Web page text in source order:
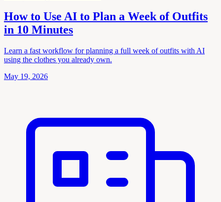
How to Use AI to Plan a Week of Outfits
in 10 Minutes
Learn a fast workflow for planning a full week of outfits with AI
using the clothes you already own.
May 19, 2026